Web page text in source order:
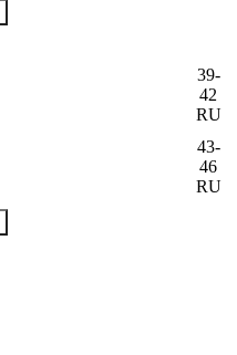
39-
42
RU
43-
46
RU